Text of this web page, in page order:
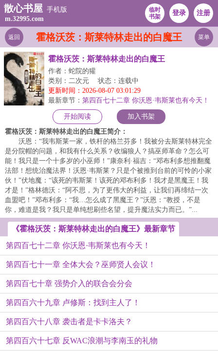
散心书屋 手机版
m.32995.com
临时
书架
登录 注册
霍格沃茨：斯莱特林走出的白魔王
返回 菜单
霍格沃茨：斯莱特林走出的白魔王
作者：蛇院的獾
类别：二次元
状态：连载中
更新时间：2026-08-07 03:01:29
最新章节： 第四百七十二章 你沃恩·韦斯莱也有今天！
开始阅读 加入书架
霍格沃茨：斯莱特林走出的白魔王简介：
沃恩：“我韦斯莱一家，铁杆的格兰芬多！我被分去斯莱特林完全
是分院帽的问题，和我有什么关系？收编狼人？搞巫师革命？怎么可
能！我只是一个十多岁的小巫师！”康奈利·福吉：“邓布利多想推翻魔
法部！想统治魔法界！沃恩·韦斯莱？只是个被推到台前的可怜的小家
伙！”伏地魔：“该死的韦斯莱！该死的邓布利多！我才是黑魔王！我
才是！”格林德沃：“阿不思，为了更伟大的利益，让我们再缔结一次
血盟吧！”邓布利多：“我…怎么成了黑魔王？”沃恩：“教授，不是
你，难道是我？我只是单纯想刷些名望，提升魔法实力而已。”...
《霍格沃茨：斯莱特林走出的白魔王》最新章节
第四百七十二章 你沃恩·韦斯莱也有今天！
第四百七十一章 全体大会？巫师贤人会议！
第四百七十章 强势介入的联合会分会
第四百六十九章 卢修斯：找到主人了！
第四百六十八章 袭击者是卡卡洛夫？
第四百六十七章 反WAC浪潮与李南玉的礼物